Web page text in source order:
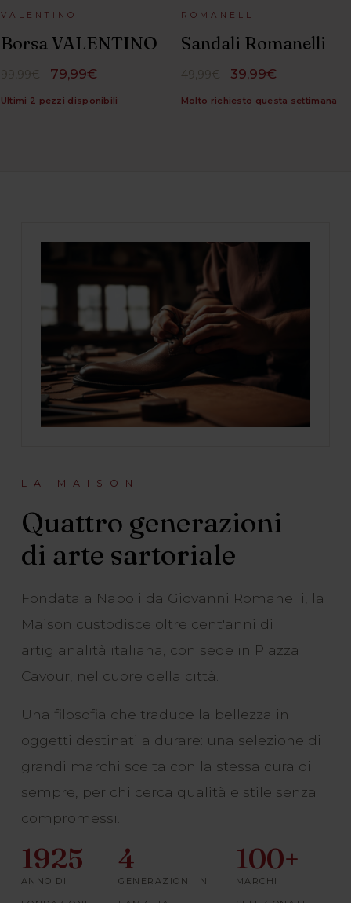
VALENTINO
Borsa VALENTINO
99,99€ 79,99€
Ultimi 2 pezzi disponibili
ROMANELLI
Sandali Romanelli
49,99€ 39,99€
Molto richiesto questa settimana
LA MAISON
Quattro generazioni
di arte sartoriale
Fondata a Napoli da Giovanni Romanelli, la
Maison custodisce oltre cent'anni di
artigianalità italiana, con sede in Piazza
Cavour, nel cuore della città.
Una filosofia che traduce la bellezza in
oggetti destinati a durare: una selezione di
grandi marchi scelta con la stessa cura di
sempre, per chi cerca qualità e stile senza
compromessi.
1925
ANNO DI
4
GENERAZIONI IN
100+
MARCHI